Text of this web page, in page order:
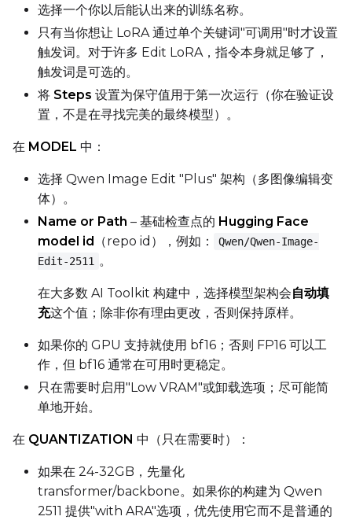
Width
Height
Seed
LoRA Scale
Prompt
Height
Seed
选择一个你以后能认出来的训练名称。
只有当你想让 LoRA 通过单个关键词"可调用"时才设置
触发词。对于许多 Edit LoRA，指令本身就足够了，
触发词是可选的。
将 Steps 设置为保守值用于第一次运行（你在验证设
置，不是在寻找完美的最终模型）。
在 MODEL 中：
选择 Qwen Image Edit "Plus" 架构（多图像编辑变
体）。
Name or Path – 基础检查点的 Hugging Face
model id
（repo id），例如：
Qwen/Qwen-Image-
Edit-2511 。
在大多数 AI Toolkit 构建中，选择模型架构会自动填
充这个值；除非你有理由更改，否则保持原样。
如果你的 GPU 支持就使用 bf16；否则 FP16 可以工
作，但 bf16 通常在可用时更稳定。
只在需要时启用"Low VRAM"或卸载选项；尽可能简
单地开始。
在 QUANTIZATION 中（只在需要时）：
如果在 24-32GB，先量化
transformer/backbone。如果你的构建为 Qwen
2511 提供"with ARA"选项，优先使用它而不是普通的